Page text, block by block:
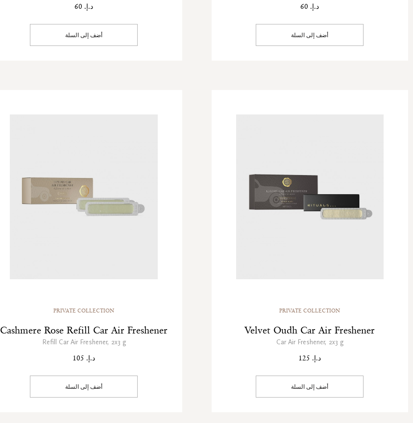
د.إ. 60
أضف إلى السلة
د.إ. 60
أضف إلى السلة
PRIVATE COLLECTION
Velvet Oudh Car Air Freshener
Car Air Freshener, 2x3 g
د.إ. 125
أضف إلى السلة
PRIVATE COLLECTION
Cashmere Rose Refill Car Air Freshener
Refill Car Air Freshener, 2x3 g
د.إ. 105
أضف إلى السلة